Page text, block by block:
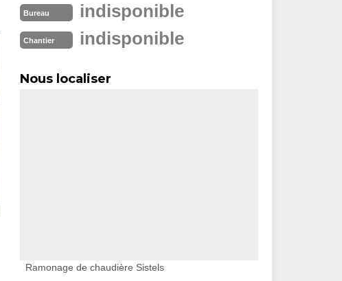
Bureau indisponible
Chantier indisponible
Nous localiser
Ramonage de chaudière Sistels